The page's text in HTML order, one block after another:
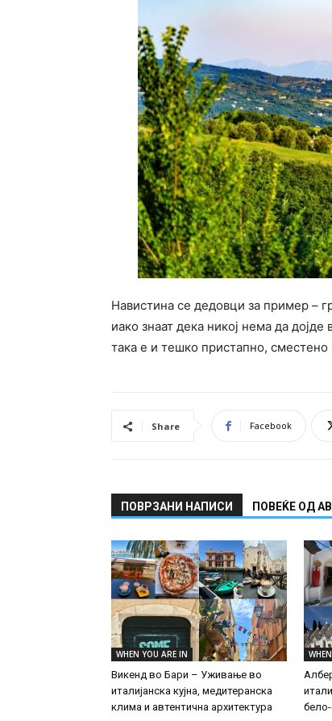
Навистина се дедовци за пример –
иако знаат дека никој нема да
така е и тешко пристапно,
Share Facebook
ПОВРЗАНИ НАПИСИ ПОВЕЌЕ ОД
WHEN YOU ARE IN
Викенд во Бари – Уживање во
италијанска кујна, медитеранска
клима и автентична архитектура